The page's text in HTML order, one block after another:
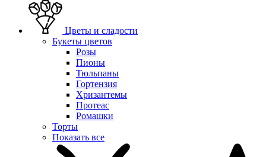
Цветы и сладости
Букеты цветов
Розы
Пионы
Тюльпаны
Гортензия
Хризантемы
Протеас
Ромашки
Торты
Показать все